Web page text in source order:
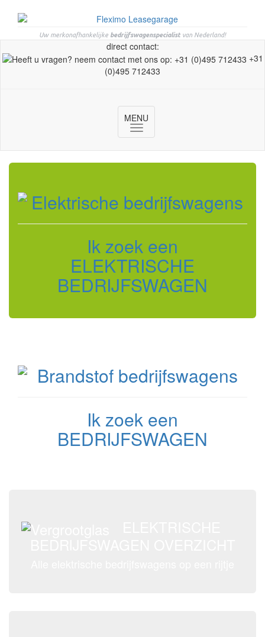
Uw merkonafhankelijke bedrijfswagenspecialistvan Nederland!
direct contact:
+31
(0)495 712433
MENU
Toggle
navigation
Ik zoek een
ELEKTRISCHE
BEDRIJFSWAGEN
Ik zoek een
BEDRIJFSWAGEN